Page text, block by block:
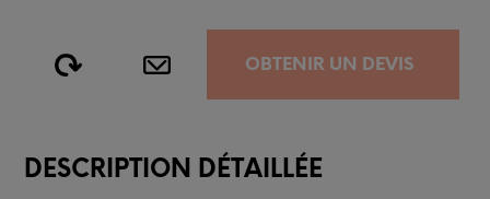
OBTENIR UN DEVIS
DESCRIPTION DÉTAILLÉE